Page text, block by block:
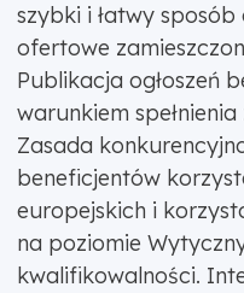
szybki i łatwy
ofertowe
Publikacja ogłoszeń
warunkiem
Zasada
beneficjentów
europejskich i
na poziomie
kwalifikowalności.